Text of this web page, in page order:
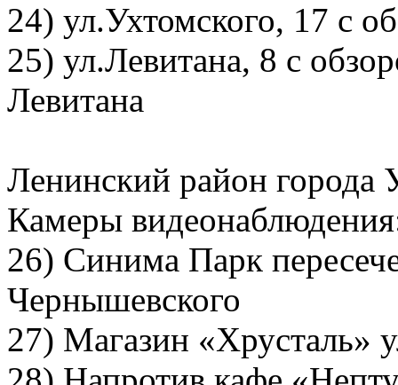
24) ул.Ухтомского, 17 с
25) ул.Левитана, 8 с
Левитана
Ленинский район города
Камеры
26) Синима Парк
Чернышевского
27) Магазин «Хрусталь»